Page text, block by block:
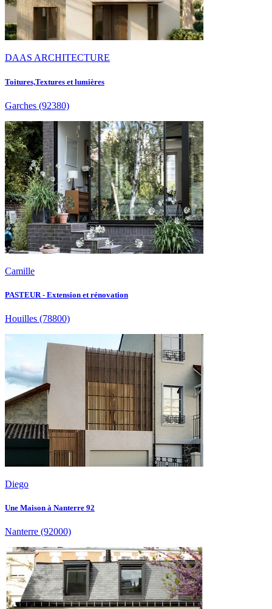
DAAS ARCHITECTURE
Toitures,Textures et lumières
Garches (92380)
Camille
PASTEUR - Extension et rénovation
Houilles (78800)
Diego
Une Maison à Nanterre 92
Nanterre (92000)